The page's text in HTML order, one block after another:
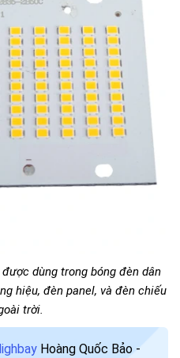
dùng trong bóng đèn dân
hiệu, đèn panel, và đèn chiếu
trời.
Hoàng Quốc Bảo -